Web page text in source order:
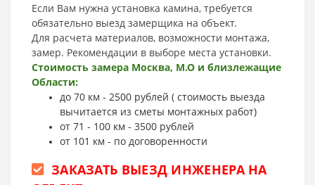
Если Вам нужна установка камина, требуется
обязательно выезд замерщика на объект.
Для расчета материалов, возможности монтажа,
замер. Рекомендации в выборе места установки.
Стоимость замера Москва, М.О и близлежащие
Области:
до 70 км - 2500 рублей ( стоимость выезда
вычитается из сметы монтажных работ)
от 71 - 100 км - 3500 рублей
от 101 км - по договоренности
ЗАКАЗАТЬ ВЫЕЗД ИНЖЕНЕРА НА